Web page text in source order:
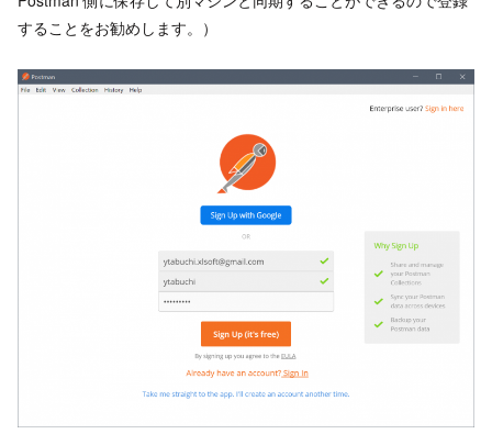
することをお勧めします。）